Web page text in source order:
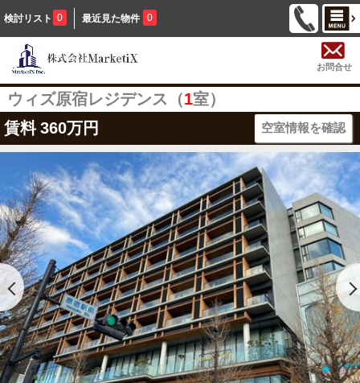
検討リスト 0 最近見た物件 0
お問合せ
ウィズ原宿レジデンス（1室）
賃料 360万円 空室情報を確認